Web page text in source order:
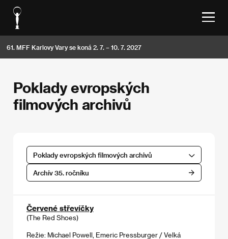
61. MFF Karlovy Vary se koná 2. 7. – 10. 7. 2027
Poklady evropských
filmových archivů
Poklady evropských filmových archivů
Archív 35. ročníku
Červené střevíčky
(The Red Shoes)
Režie: Michael Powell, Emeric Pressburger / Velká